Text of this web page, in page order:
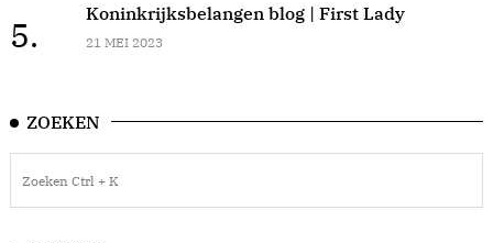
5.
Koninkrijksbelangen blog | First Lady
21 MEI 2023
ZOEKEN